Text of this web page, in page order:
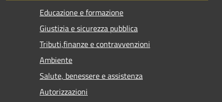
Educazione e formazione
Giustizia e sicurezza pubblica
Tributi,finanze e contravvenzioni
Ambiente
Salute, benessere e assistenza
Autorizzazioni